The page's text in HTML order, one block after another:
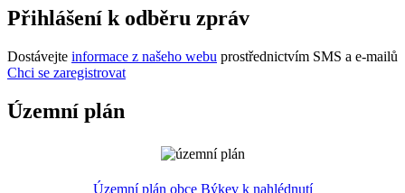
Přihlášení k odběru zpráv
Dostávejte informace z našeho webu prostřednictvím SMS a e-mailů
Chci se zaregistrovat
Územní plán
Územní plán obce Býkev k nahlédnutí